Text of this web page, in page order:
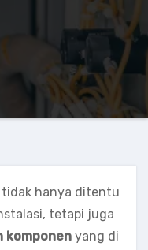
hanya ditentu
tetapi juga
komponen yang di